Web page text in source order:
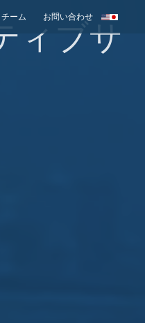
チーム お問い合わせ
ィブサ